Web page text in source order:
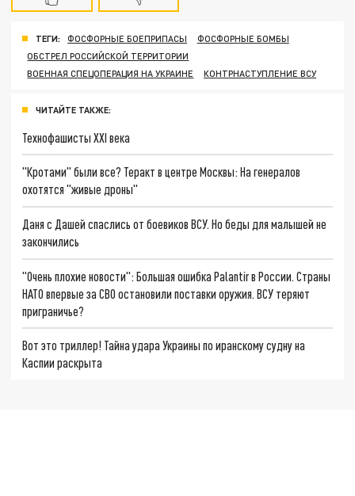
ТЕГИ: ФОСФОРНЫЕ БОЕПРИПАСЫ
ФОСФОРНЫЕ БОМБЫ
ОБСТРЕЛ РОССИЙСКОЙ ТЕРРИТОРИИ
ВОЕННАЯ СПЕЦОПЕРАЦИЯ НА УКРАИНЕ
КОНТРНАСТУПЛЕНИЕ ВСУ
ЧИТАЙТЕ ТАКЖЕ:
Технофашисты XXI века
"Кротами" были все? Теракт в центре Москвы: На генералов
охотятся "живые дроны"
Даня с Дашей спаслись от боевиков ВСУ. Но беды для малышей не
закончились
"Очень плохие новости": Большая ошибка Palantir в России. Страны
НАТО впервые за СВО остановили поставки оружия. ВСУ теряют
приграничье?
Вот это триллер! Тайна удара Украины по иранскому судну на
Каспии раскрыта